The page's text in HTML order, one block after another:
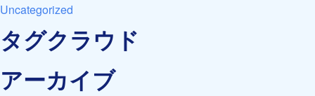
Uncategorized
タグクラウド
アーカイブ